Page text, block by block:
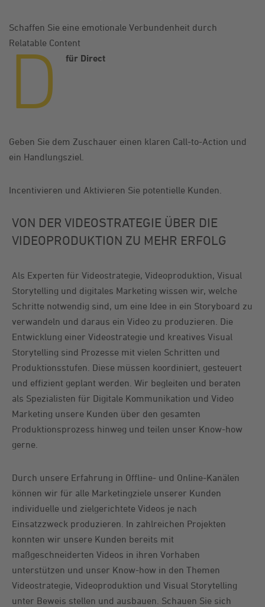
Schaffen Sie eine emotionale Verbundenheit durch
Relatable Content
D für Direct
Geben Sie dem Zuschauer einen klaren Call-to-Action und
ein Handlungsziel.
Incentivieren und Aktivieren Sie potentielle Kunden.
VON DER VIDEOSTRATEGIE ÜBER DIE
VIDEOPRODUKTION ZU MEHR ERFOLG
Als Experten für Videostrategie, Videoproduktion, Visual
Storytelling und digitales Marketing wissen wir, welche
Schritte notwendig sind, um eine Idee in ein Storyboard zu
verwandeln und daraus ein Video zu produzieren. Die
Entwicklung einer Videostrategie und kreatives Visual
Storytelling sind Prozesse mit vielen Schritten und
Produktionsstufen. Diese müssen koordiniert, gesteuert
und effizient geplant werden. Wir begleiten und beraten
als Spezialisten für Digitale Kommunikation und Video
Marketing unsere Kunden über den gesamten
Produktionsprozess hinweg und teilen unser Know-how
gerne.
Durch unsere Erfahrung in Offline- und Online-Kanälen
können wir für alle Marketingziele unserer Kunden
individuelle und zielgerichtete Videos je nach
Einsatzzweck produzieren. In zahlreichen Projekten
konnten wir unsere Kunden bereits mit
maßgeschneiderten Videos in ihren Vorhaben
unterstützen und unser Know-how in den Themen
Videostrategie, Videoproduktion und Visual Storytelling
unter Beweis stellen und ausbauen. Schauen Sie sich